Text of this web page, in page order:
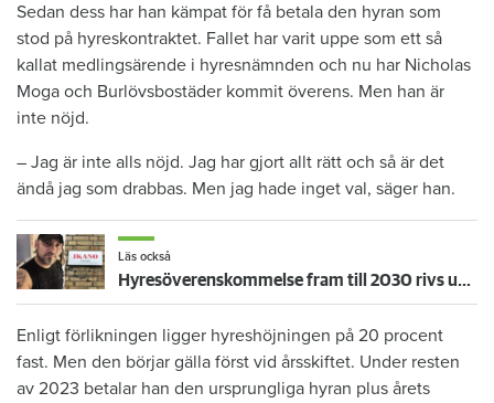
Sedan dess har han kämpat för få betala den hyran som
stod på hyreskontraktet. Fallet har varit uppe som ett så
kallat medlingsärende i hyresnämnden och nu har Nicholas
Moga och Burlövsbostäder kommit överens. Men han är
inte nöjd.
– Jag är inte alls nöjd. Jag har gjort allt rätt och så är det
ändå jag som drabbas. Men jag hade inget val, säger han.
Läs också
Hyresöverenskommelse fram till 2030 rivs upp – hyresgäster känner sig svikna: "Jag går redan på knäna"
Enligt förlikningen ligger hyreshöjningen på 20 procent
fast. Men den börjar gälla först vid årsskiftet. Under resten
av 2023 betalar han den ursprungliga hyran plus årets